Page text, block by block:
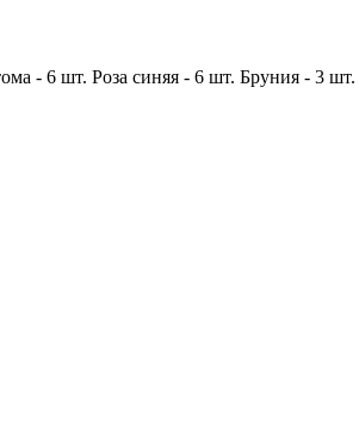
- 6 шт. Роза синяя - 6 шт. Бруния - 3 шт.